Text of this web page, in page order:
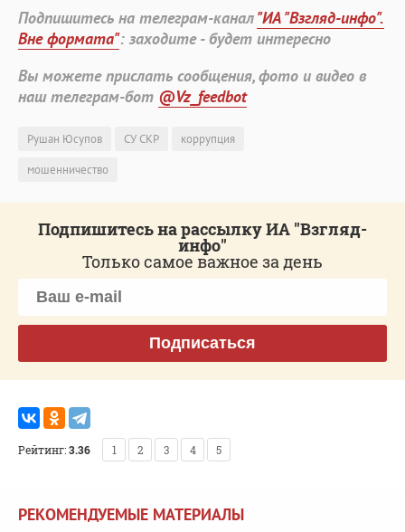
Подпишитесь на телеграм-канал"ИА "Взгляд-инфо".
Вне формата": заходите - будет интересно
Вы можете прислать сообщения, фото и видео в
наш телеграм-бот @Vz_feedbot
Рушан Юсупов СУ СКР
коррупция
мошенничество
Подпишитесь на рассылку ИА "Взгляд-
инфо"
Только самое важное за день
Подписаться
Рейтинг:3.36 1 2 3 4 5
РЕКОМЕНДУЕМЫЕ МАТЕРИАЛЫ